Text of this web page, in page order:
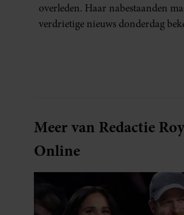
overleden. Haar nabestaanden
verdrietige nieuws donderdag
Meer van Redactie
Online